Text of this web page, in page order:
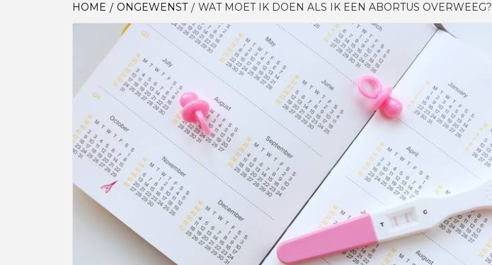
HOME ONGEWENST WAT MOET IK DOEN ALS IK EEN ABORTUS OVERWEEG?